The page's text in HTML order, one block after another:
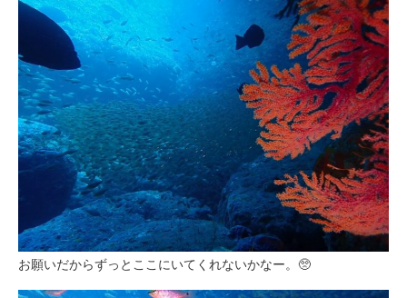
お願いだからずっとここにいてくれないかなー。🥺